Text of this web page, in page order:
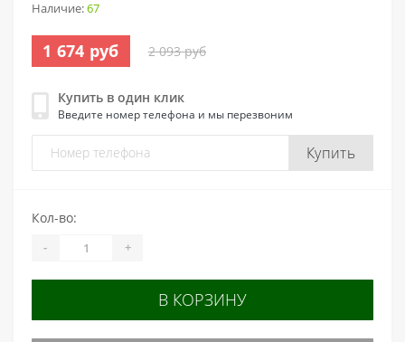
Наличие:67
1 674 руб 2 093 руб
Купить в один клик
Введите номер телефона и мы перезвоним
Купить
Кол-во:
- +
В КОРЗИНУ